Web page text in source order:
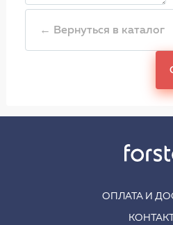
← Вернуться в каталог
ОПЛАТА И